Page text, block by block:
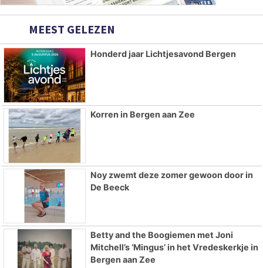
MEEST GELEZEN
Honderd jaar Lichtjesavond Bergen
Korren in Bergen aan Zee
Noy zwemt deze zomer gewoon door in
De Beeck
Betty and the Boogiemen met Joni
Mitchell’s ‘Mingus’ in het Vredeskerkje in
Bergen aan Zee